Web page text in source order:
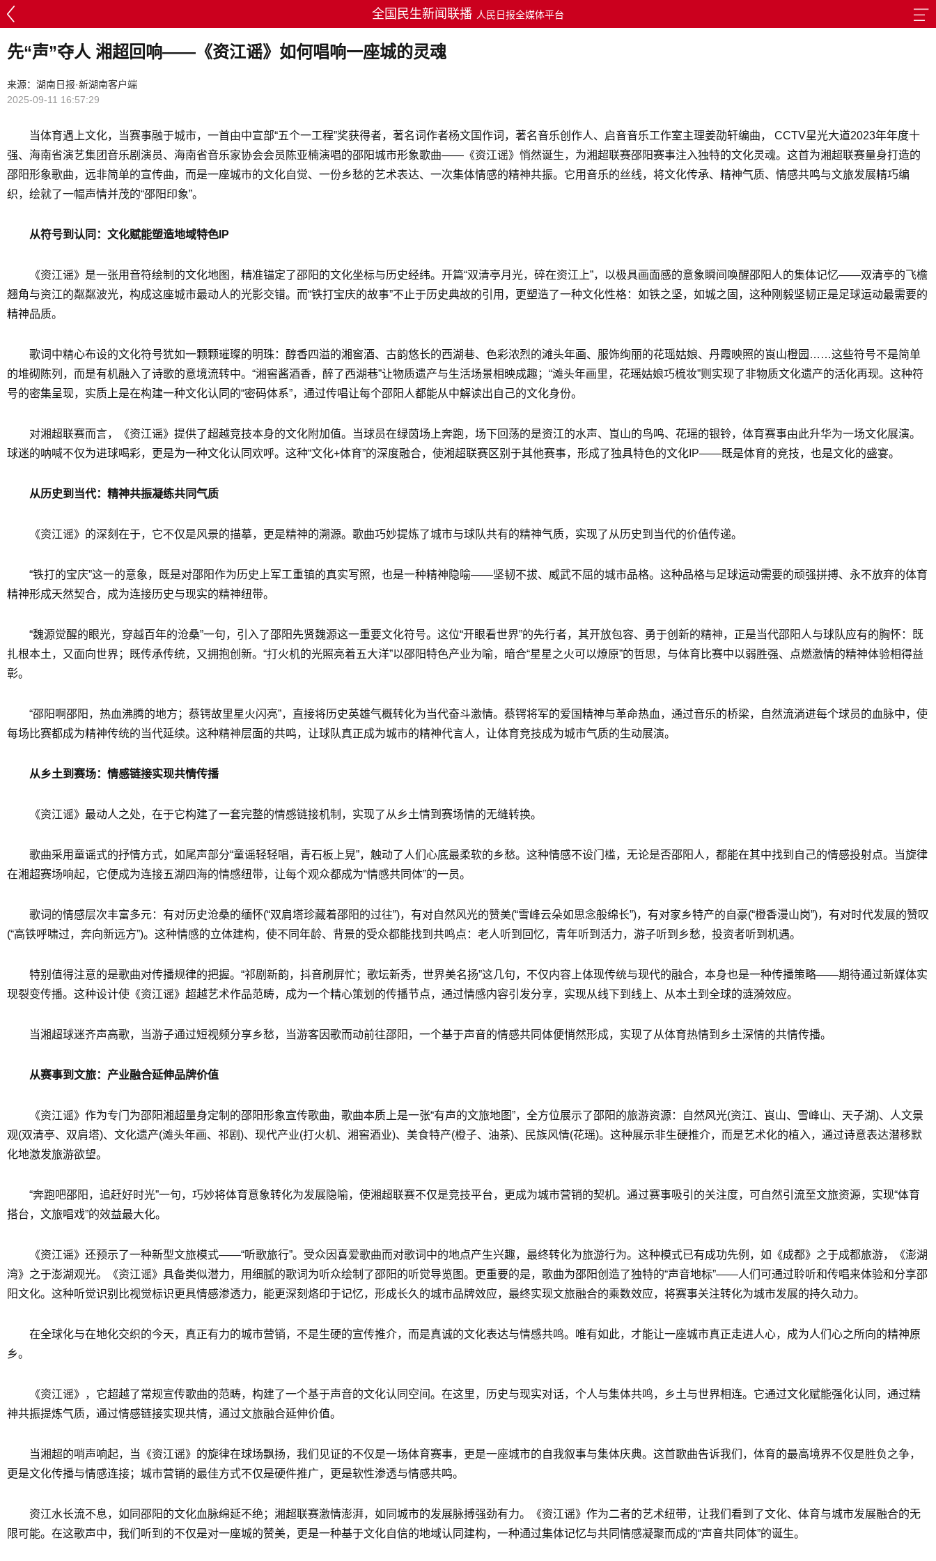
全国民生新闻联播 人民日报全媒体平台
先“声”夺人 湘超回响——《资江谣》如何唱响一座城的灵魂
来源：湖南日报·新湖南客户端
2025-09-11 16:57:29
当体育遇上文化，当赛事融于城市，一首由中宣部“五个一工程”奖获得者，著名词作者杨文国作词，著名音乐创作人、启音音乐工作室主理姜劭轩编曲， CCTV星光大道2023年年度十
强、海南省演艺集团音乐剧演员、海南省音乐家协会会员陈亚楠演唱的邵阳城市形象歌曲——《资江谣》悄然诞生，为湘超联赛邵阳赛事注入独特的文化灵魂。这首为湘超联赛量身打造的
邵阳形象歌曲，远非简单的宣传曲，而是一座城市的文化自觉、一份乡愁的艺术表达、一次集体情感的精神共振。它用音乐的丝线，将文化传承、精神气质、情感共鸣与文旅发展精巧编
织，绘就了一幅声情并茂的“邵阳印象”。
从符号到认同：文化赋能塑造地域特色IP
《资江谣》是一张用音符绘制的文化地图，精准锚定了邵阳的文化坐标与历史经纬。开篇“双清亭月光，碎在资江上”，以极具画面感的意象瞬间唤醒邵阳人的集体记忆——双清亭的飞檐
翘角与资江的粼粼波光，构成这座城市最动人的光影交错。而“铁打宝庆的故事”不止于历史典故的引用，更塑造了一种文化性格：如铁之坚，如城之固，这种刚毅坚韧正是足球运动最需要的
精神品质。
歌词中精心布设的文化符号犹如一颗颗璀璨的明珠：醇香四溢的湘窖酒、古韵悠长的西湖巷、色彩浓烈的滩头年画、服饰绚丽的花瑶姑娘、丹霞映照的崀山橙园……这些符号不是简单
的堆砌陈列，而是有机融入了诗歌的意境流转中。“湘窖酱酒香，醉了西湖巷”让物质遗产与生活场景相映成趣；“滩头年画里，花瑶姑娘巧梳妆”则实现了非物质文化遗产的活化再现。这种符
号的密集呈现，实质上是在构建一种文化认同的“密码体系”，通过传唱让每个邵阳人都能从中解读出自己的文化身份。
对湘超联赛而言，《资江谣》提供了超越竞技本身的文化附加值。当球员在绿茵场上奔跑，场下回荡的是资江的水声、崀山的鸟鸣、花瑶的银铃，体育赛事由此升华为一场文化展演。
球迷的呐喊不仅为进球喝彩，更是为一种文化认同欢呼。这种“文化+体育”的深度融合，使湘超联赛区别于其他赛事，形成了独具特色的文化IP——既是体育的竞技，也是文化的盛宴。
从历史到当代：精神共振凝练共同气质
《资江谣》的深刻在于，它不仅是风景的描摹，更是精神的溯源。歌曲巧妙提炼了城市与球队共有的精神气质，实现了从历史到当代的价值传递。
“铁打的宝庆”这一的意象，既是对邵阳作为历史上军工重镇的真实写照，也是一种精神隐喻——坚韧不拔、威武不屈的城市品格。这种品格与足球运动需要的顽强拼搏、永不放弃的体育
精神形成天然契合，成为连接历史与现实的精神纽带。
“魏源觉醒的眼光，穿越百年的沧桑”一句，引入了邵阳先贤魏源这一重要文化符号。这位“开眼看世界”的先行者，其开放包容、勇于创新的精神，正是当代邵阳人与球队应有的胸怀：既
扎根本土，又面向世界；既传承传统，又拥抱创新。“打火机的光照亮着五大洋”以邵阳特色产业为喻，暗合“星星之火可以燎原”的哲思，与体育比赛中以弱胜强、点燃激情的精神体验相得益
彰。
“邵阳啊邵阳，热血沸腾的地方；蔡锷故里星火闪亮”，直接将历史英雄气概转化为当代奋斗激情。蔡锷将军的爱国精神与革命热血，通过音乐的桥梁，自然流淌进每个球员的血脉中，使
每场比赛都成为精神传统的当代延续。这种精神层面的共鸣，让球队真正成为城市的精神代言人，让体育竞技成为城市气质的生动展演。
从乡土到赛场：情感链接实现共情传播
《资江谣》最动人之处，在于它构建了一套完整的情感链接机制，实现了从乡土情到赛场情的无缝转换。
歌曲采用童谣式的抒情方式，如尾声部分“童谣轻轻唱，青石板上晃”，触动了人们心底最柔软的乡愁。这种情感不设门槛，无论是否邵阳人，都能在其中找到自己的情感投射点。当旋律
在湘超赛场响起，它便成为连接五湖四海的情感纽带，让每个观众都成为“情感共同体”的一员。
歌词的情感层次丰富多元：有对历史沧桑的缅怀(“双肩塔珍藏着邵阳的过往”)，有对自然风光的赞美(“雪峰云朵如思念般绵长”)，有对家乡特产的自豪(“橙香漫山岗”)，有对时代发展的赞叹
(“高铁呼啸过，奔向新远方”)。这种情感的立体建构，使不同年龄、背景的受众都能找到共鸣点：老人听到回忆，青年听到活力，游子听到乡愁，投资者听到机遇。
特别值得注意的是歌曲对传播规律的把握。“祁剧新韵，抖音刷屏忙；歌坛新秀，世界美名扬”这几句，不仅内容上体现传统与现代的融合，本身也是一种传播策略——期待通过新媒体实
现裂变传播。这种设计使《资江谣》超越艺术作品范畴，成为一个精心策划的传播节点，通过情感内容引发分享，实现从线下到线上、从本土到全球的涟漪效应。
当湘超球迷齐声高歌，当游子通过短视频分享乡愁，当游客因歌而动前往邵阳，一个基于声音的情感共同体便悄然形成，实现了从体育热情到乡土深情的共情传播。
从赛事到文旅：产业融合延伸品牌价值
《资江谣》作为专门为邵阳湘超量身定制的邵阳形象宣传歌曲，歌曲本质上是一张“有声的文旅地图”，全方位展示了邵阳的旅游资源：自然风光(资江、崀山、雪峰山、天子湖)、人文景
观(双清亭、双肩塔)、文化遗产(滩头年画、祁剧)、现代产业(打火机、湘窖酒业)、美食特产(橙子、油茶)、民族风情(花瑶)。这种展示非生硬推介，而是艺术化的植入，通过诗意表达潜移默
化地激发旅游欲望。
“奔跑吧邵阳，追赶好时光”一句，巧妙将体育意象转化为发展隐喻，使湘超联赛不仅是竞技平台，更成为城市营销的契机。通过赛事吸引的关注度，可自然引流至文旅资源，实现“体育
搭台，文旅唱戏”的效益最大化。
《资江谣》还预示了一种新型文旅模式——“听歌旅行”。受众因喜爱歌曲而对歌词中的地点产生兴趣，最终转化为旅游行为。这种模式已有成功先例，如《成都》之于成都旅游，《澎湖
湾》之于澎湖观光。《资江谣》具备类似潜力，用细腻的歌词为听众绘制了邵阳的听觉导览图。更重要的是，歌曲为邵阳创造了独特的“声音地标”——人们可通过聆听和传唱来体验和分享邵
阳文化。这种听觉识别比视觉标识更具情感渗透力，能更深刻烙印于记忆，形成长久的城市品牌效应，最终实现文旅融合的乘数效应，将赛事关注转化为城市发展的持久动力。
在全球化与在地化交织的今天，真正有力的城市营销，不是生硬的宣传推介，而是真诚的文化表达与情感共鸣。唯有如此，才能让一座城市真正走进人心，成为人们心之所向的精神原
乡。
《资江谣》，它超越了常规宣传歌曲的范畴，构建了一个基于声音的文化认同空间。在这里，历史与现实对话，个人与集体共鸣，乡土与世界相连。它通过文化赋能强化认同，通过精
神共振提炼气质，通过情感链接实现共情，通过文旅融合延伸价值。
当湘超的哨声响起，当《资江谣》的旋律在球场飘扬，我们见证的不仅是一场体育赛事，更是一座城市的自我叙事与集体庆典。这首歌曲告诉我们，体育的最高境界不仅是胜负之争，
更是文化传播与情感连接；城市营销的最佳方式不仅是硬件推广，更是软性渗透与情感共鸣。
资江水长流不息，如同邵阳的文化血脉绵延不绝；湘超联赛激情澎湃，如同城市的发展脉搏强劲有力。《资江谣》作为二者的艺术纽带，让我们看到了文化、体育与城市发展融合的无
限可能。在这歌声中，我们听到的不仅是对一座城的赞美，更是一种基于文化自信的地域认同建构，一种通过集体记忆与共同情感凝聚而成的“声音共同体”的诞生。